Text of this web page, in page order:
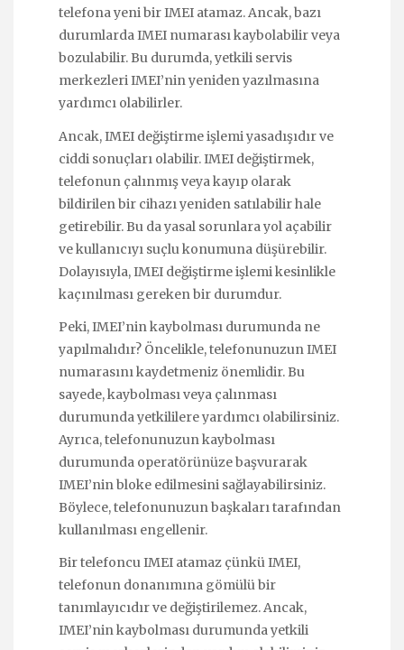
telefona yeni bir IMEI atamaz. Ancak, bazı
durumlarda IMEI numarası kaybolabilir veya
bozulabilir. Bu durumda, yetkili servis
merkezleri IMEI’nin yeniden yazılmasına
yardımcı olabilirler.
Ancak, IMEI değiştirme işlemi yasadışıdır ve
ciddi sonuçları olabilir. IMEI değiştirmek,
telefonun çalınmış veya kayıp olarak
bildirilen bir cihazı yeniden satılabilir hale
getirebilir. Bu da yasal sorunlara yol açabilir
ve kullanıcıyı suçlu konumuna düşürebilir.
Dolayısıyla, IMEI değiştirme işlemi kesinlikle
kaçınılması gereken bir durumdur.
Peki, IMEI’nin kaybolması durumunda ne
yapılmalıdır? Öncelikle, telefonunuzun IMEI
numarasını kaydetmeniz önemlidir. Bu
sayede, kaybolması veya çalınması
durumunda yetkililere yardımcı olabilirsiniz.
Ayrıca, telefonunuzun kaybolması
durumunda operatörünüze başvurarak
IMEI’nin bloke edilmesini sağlayabilirsiniz.
Böylece, telefonunuzun başkaları tarafından
kullanılması engellenir.
Bir telefoncu IMEI atamaz çünkü IMEI,
telefonun donanımına gömülü bir
tanımlayıcıdır ve değiştirilemez. Ancak,
IMEI’nin kaybolması durumunda yetkili